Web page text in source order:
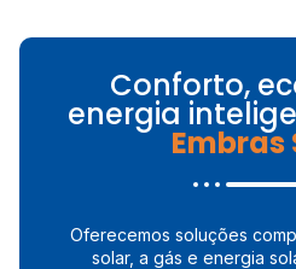
Conforto,
energia
Embras
Oferecemos soluções
solar, a gás e energia